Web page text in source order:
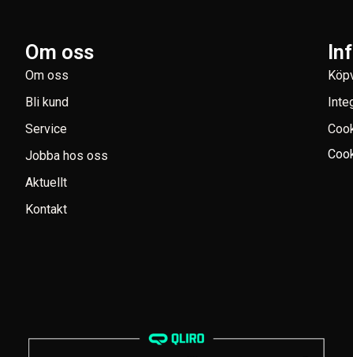
Om oss
Om oss
Bli kund
Service
Jobba hos oss
Aktuellt
Kontakt